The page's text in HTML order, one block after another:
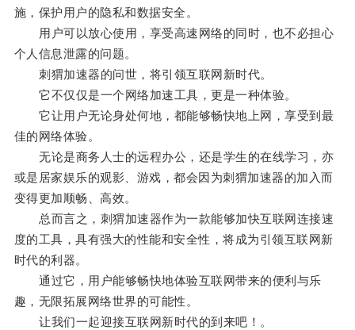
施，保护用户的隐私和数据安全。
用户可以放心使用，享受高速网络的同时，也不必担心
个人信息泄露的问题。
刺猬加速器的问世，将引领互联网新时代。
它不仅仅是一个网络加速工具，更是一种体验。
它让用户无论身处何地，都能够畅快地上网，享受到最
佳的网络体验。
无论是商务人士的远程办公，还是学生的在线学习，亦
或是居家娱乐的观影、游戏，都会因为刺猬加速器的加入而
变得更加顺畅、高效。
总而言之，刺猬加速器作为一款能够加快互联网连接速
度的工具，具有强大的性能和安全性，将成为引领互联网新
时代的利器。
通过它，用户能够畅快地体验互联网带来的便利与乐
趣，无限拓展网络世界的可能性。
让我们一起迎接互联网新时代的到来吧！。